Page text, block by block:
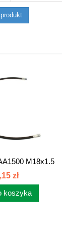
M18x1.5
zł
koszyka